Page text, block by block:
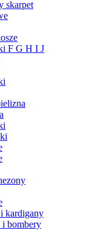
skarpet
F G H I J
kardigany
i bombery